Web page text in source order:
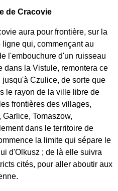
de Cracovie
aura pour frontière, sur la
qui, commençant au
l'embouchure d'un ruisseau
dans la Vistule, remontera ce
Czulice, de sorte que
le rayon de la ville libre de
frontières des villages,
Tomaszow,
dans le territoire de
la limite qui sépare le
d'Olkusz ; de là elle suivra
cités, pour aller aboutir aux